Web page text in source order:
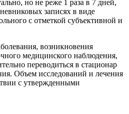
но не реже 1 раза в 7 дней,
записях в виде
с отметкой субъективной и
возникновения
медицинского наблюдения,
переводиться в стационар
Объем исследований и лечения
с утвержденными